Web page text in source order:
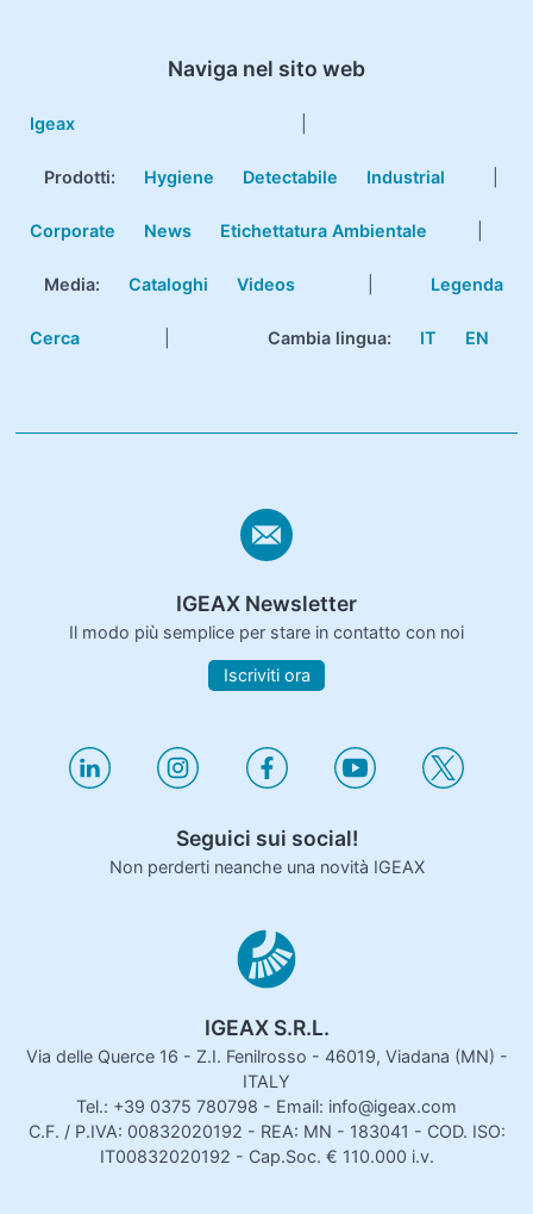
Naviga nel sito web
Igeax
Prodotti: Hygiene Detectabile Industrial
Corporate News Etichettatura Ambientale
Media: Cataloghi Videos Legenda
Cerca Cambia lingua: IT EN
IGEAX Newsletter
Il modo più semplice per stare in contatto con noi
Iscriviti ora
Seguici sui social!
Non perderti neanche una novità IGEAX
IGEAX S.R.L.
Via delle Querce 16 - Z.I. Fenilrosso - 46019, Viadana (MN) -
ITALY
Tel.: +39 0375 780798 - Email: info@igeax.com
C.F. / P.IVA: 00832020192 - REA: MN - 183041 - COD. ISO:
IT00832020192 - Cap.Soc. € 110.000 i.v.